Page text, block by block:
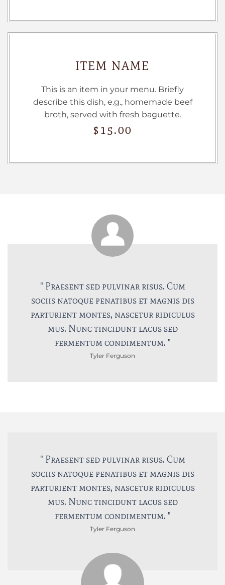
ITEM NAME
This is an item in your menu. Briefly
describe this dish, e.g., homemade beef
broth, served with fresh baguette.
$15.00
" Praesent sed pulvinar risus. Cum
sociis natoque penatibus et magnis dis
parturient montes, nascetur ridiculus
mus. Nunc tincidunt lacus sed
fermentum condimentum. "
Tyler Ferguson
" Praesent sed pulvinar risus. Cum
sociis natoque penatibus et magnis dis
parturient montes, nascetur ridiculus
mus. Nunc tincidunt lacus sed
fermentum condimentum. "
Tyler Ferguson